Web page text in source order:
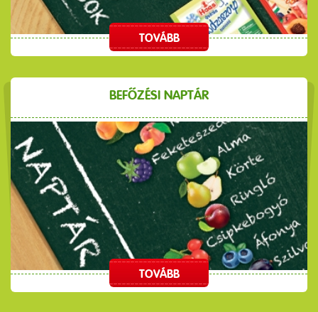
TOVÁBB
BEFŐZÉSI NAPTÁR
TOVÁBB